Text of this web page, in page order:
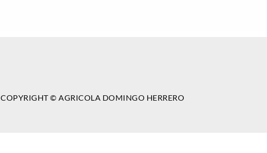
COPYRIGHT © AGRICOLA DOMINGO HERRERO